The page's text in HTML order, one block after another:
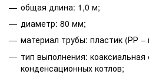
общая длина: 1,0 м;
диаметр: 80 мм;
материал трубы: пластик (РР –
тип выполнения:
конденсационных котлов;